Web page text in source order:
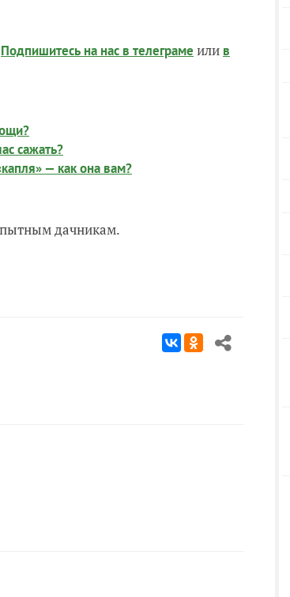
Подпишитесь на нас в телеграме или в
сажать?
— как она вам?
дачникам.